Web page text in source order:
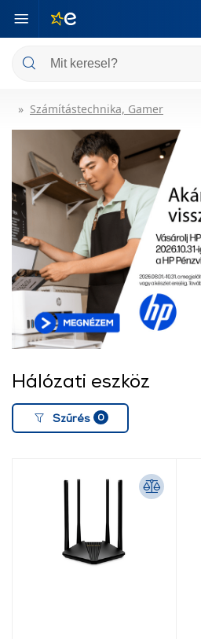
Számítástechnika, Gamer
Hálózati eszköz
Szűrés 0